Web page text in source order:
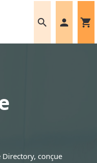
search person shopping_cart
conçue